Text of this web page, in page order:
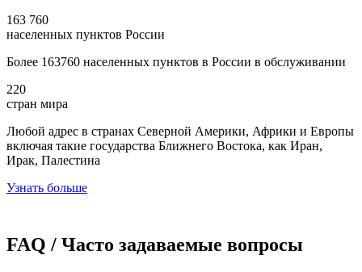
163 760
населенных пунктов России
Более 163760 населенных пунктов в России в обслуживании
220
стран мира
Любой адрес в странах Северной Америки, Африки и Европы
включая такие государства Ближнего Востока, как Иран,
Ирак, Палестина
Узнать больше
FAQ / Часто задаваемые вопросы